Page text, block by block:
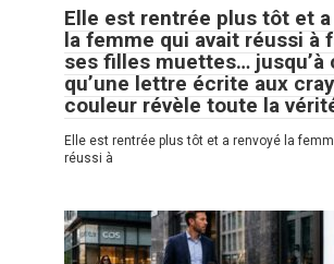
Elle est rentrée plus tôt et
la femme qui avait réussi à
ses filles muettes… jusqu’à
qu’une lettre écrite aux
couleur révèle toute la
Elle est rentrée plus tôt et a renvoyé la
réussi à